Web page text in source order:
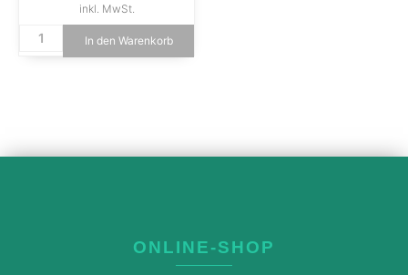
inkl. MwSt.
In den Warenkorb
ONLINE-SHOP